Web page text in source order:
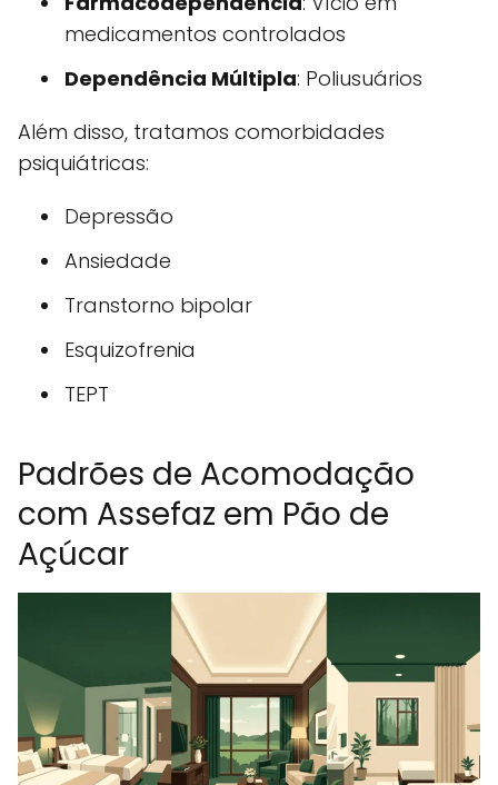
medicamentos controlados
Dependência Múltipla: Poliusuários
Além disso, tratamos comorbidades
psiquiátricas:
Depressão
Ansiedade
Transtorno bipolar
Esquizofrenia
TEPT
Padrões de Acomodação
com Assefaz em Pão de
Açúcar